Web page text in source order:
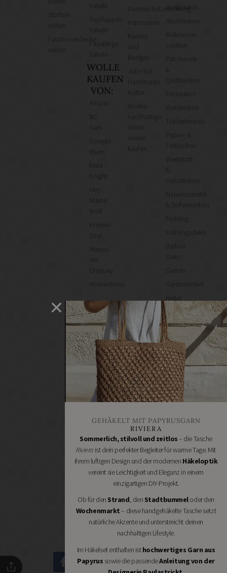
Stofftier
Patchworkdecke
häkeln
Topflappen
häkeln
Fäustlinge
häkeln
WOLLE
KAUFEN
VON:
Cowgirl
Knight
Mama
Wolf
Kremke
Manos
Uruguay
Nomadnoss
Datenschutzerklärung
Kultur
Wollke –
nachhaltige
kaufen
Wolllexikon
Sticklexikon
Makramee-
Lexikon
Patchwork-
&
Quiltlexikon
Weblexikon
Töpferlexikon
Papier- &
Faltlexikon
Werkstatt-
&
Holzlexikon
Naturkosmetik-
& Seifenlexikon
Frühling
Frühlingsdeko
Balkon
Deko
Garten
Gartenmöbel
Regal
selber
machen
Heimwerken
Renovieren
DIY
GESCHÄFTE
Bastelbedarf
Stoffgeschäfte
Handgemachtes
Schneidereibedarf
Handarbeitszubehör
DIY
Online
Shops
Schmuckzubehör
Nähmaschinen
GEHÄKELT MIT PAPYRUSGARN
RIVIERA
Sommerlich, stilvoll und zeitlos– die Tasche
Rivieraist dein perfekter Begleiter für warme Tage. Mit
ihrem luftigen Design und der modernen Häkeloptik
vereint sie Leichtigkeit und Eleganz in einem
einzigartigen DIY-Projekt.
Ob für den Strand, den Stadtbummeloder den
Wochenmarkt– diese handgehäkelte Tasche setzt
natürliche Akzente und unterstreicht deinen
nachhaltigen Lifestyle.
Im Häkelset enthalten isthochwertiges Garn aus
Papyrus sowie die passendeAnleitung von der